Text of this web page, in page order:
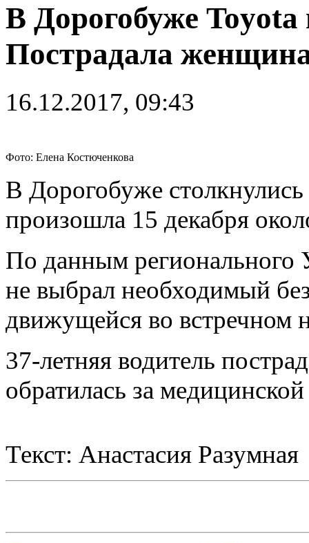
В Дорогобуже
Пострадала
16.12.2017, 09:43
Фото: Елена Костюченкова
В Дорогобуже
произошла 15 декабря
По данным
не выбрал необходимый
движущейся во встречном
37-летняя водитель
обратилась за
Текст: Анастасия Разумная